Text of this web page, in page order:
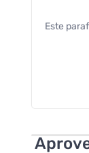
Este